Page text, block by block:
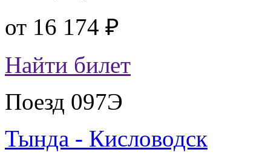
от 16 174 ₽
Найти билет
Поезд 097Э
Тында - Кисловодск